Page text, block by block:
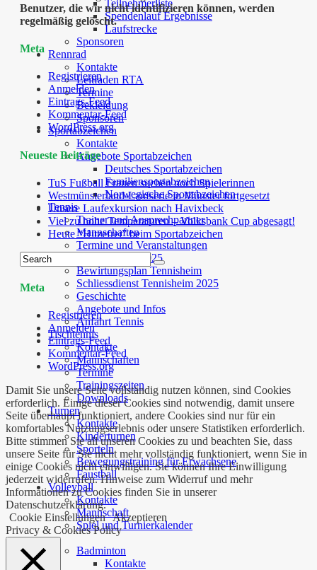
Teilnehmerliste
Spendenlauf Ergebnisse
Laufstrecke
Sponsoren
Rennrad
Kontakte
Leitfaden RTA
Termine
Bekleidung
Sponsoren
Sportabzeichen
Kontakte
Angebote Sportabzeichen
Deutsches Sportabzeichen
Familiensportabzeichen
Norwegische Sportabzeichen
Tennis
Trainer und Ansprechpartner
Mannschaften
Termine und Veranstaltungen
Trainingsplan 2025
Bewirtungsplan Tennisheim
Schliessdienst Tennisheim 2025
Geschichte
Angebote und Infos
Anfahrt Tennis
Tischtennis
Kontakte
Mannschaften
Termine
Trainingszeiten
Downloads
Turnen
Kontakte
Kinderturnen
Sporteln
Bewegungstraining für Erwachsene
Faustball
Volleyball
Kontakte
Mannschaft
Spiel und Turnierkalender
…
Badminton
Kontakte
Benutzer, die wir nicht identifizieren können, werden
regelmäßig gelöscht.
Meta
Registrieren
Anmelden
Eintrags-Feed
Kommentar-Feed
WordPress.org
Neueste Beiträge
TuS Fußball Frauen suchen noch Spielerinnen
Westmünsterland-Laufserie in Münster fortgesetzt
Unsere Laufexkursion nach Havixbeck
Viel zu hohe Temperaturen – Volksbank Cup abgesagt!
Heute “Hitzefrei” beim Sportabzeichen
Meta
Registrieren
Anmelden
Eintrags-Feed
Kommentar-Feed
WordPress.org
Damit Sie unsere Seite vollständig nutzen können, sind Cookies
erforderlich. Einige dieser Cookies sind notwendig, damit unsere
Seite überhaupt funktioniert, andere Cookies sind nur für ein
komfortables Nutzungserlebnis oder unsere Statistiken erforderlich.
Bitte stimmen Sie all unseren Cookies zu und beachten Sie, dass
unsere Seite für Sie nicht mehr vollständig funktioniert, wenn Sie in
einige Cookies nicht einwilligen. Sie können Ihre Einwilligung
jederzeit widerrufen. Hinweise zum Widerruf und mehr
Informationen zu Cookies finden Sie in unserer
Datenschutzerklärung.
Cookie Einstellungen Akzeptieren
Privacy & Cookies Policy